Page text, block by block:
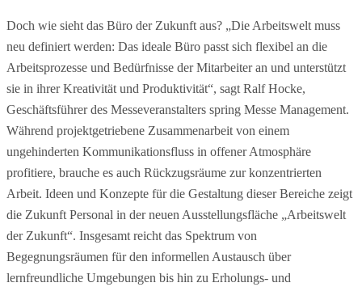
Doch wie sieht das Büro der Zukunft aus? „Die Arbeitswelt muss
neu definiert werden: Das ideale Büro passt sich flexibel an die
Arbeitsprozesse und Bedürfnisse der Mitarbeiter an und unterstützt
sie in ihrer Kreativität und Produktivität“, sagt Ralf Hocke,
Geschäftsführer des Messeveranstalters spring Messe Management.
Während projektgetriebene Zusammenarbeit von einem
ungehinderten Kommunikationsfluss in offener Atmosphäre
profitiere, brauche es auch Rückzugsräume zur konzentrierten
Arbeit. Ideen und Konzepte für die Gestaltung dieser Bereiche zeigt
die Zukunft Personal in der neuen Ausstellungsfläche „Arbeitswelt
der Zukunft“. Insgesamt reicht das Spektrum von
Begegnungsräumen für den informellen Austausch über
lernfreundliche Umgebungen bis hin zu Erholungs- und